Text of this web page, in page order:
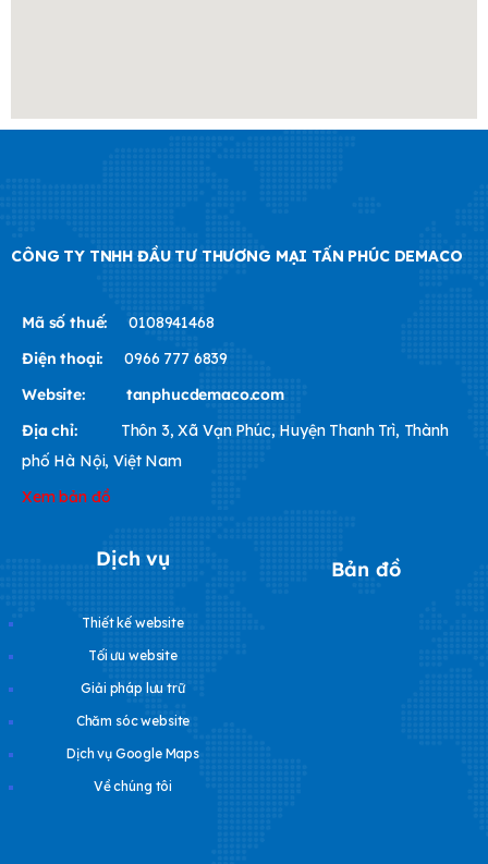
CÔNG TY TNHH ĐẦU TƯ THƯƠNG MẠI TẤN PHÚC DEMACO
Mã số thuế:
0108941468
Điện thoại:
0966 777 6839
Website:
tanphucdemaco.com
Địa chỉ:
Thôn 3, Xã Vạn Phúc, Huyện Thanh Trì, Thành
phố Hà Nội, Việt Nam
Xem bản đồ
Dịch vụ
Thiết kế website
Tối ưu website
Giải pháp lưu trữ
Chăm sóc website
Dịch vụ Google Maps
Về chúng tôi
Bản đồ